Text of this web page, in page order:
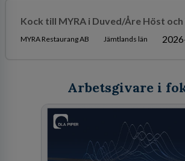
Kock till MYRA i Duved/Åre Höst
MYRA Restaurang AB Jämtlands län
Arbetsgivare i